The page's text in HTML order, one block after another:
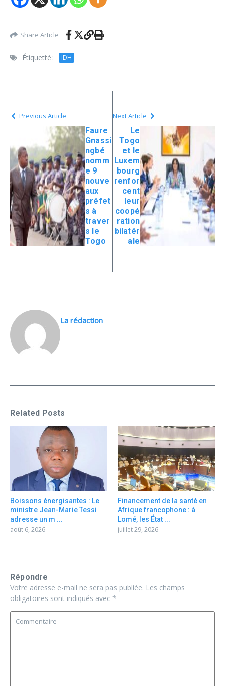
Share Article
Étiquetté : IDH
Previous Article
Faure
Gnassi
ngbé
nomm
e 9
nouve
aux
préfet
s à
traver
s le
Togo
Next Article
Le
Togo
et le
Luxem
bourg
renfor
cent
leur
coopé
ration
bilatér
ale
La rédaction
Related Posts
Boissons énergisantes : Le
ministre Jean-Marie Tessi
adresse un m ...
août 6, 2026
Financement de la santé en
Afrique francophone : à
Lomé, les État ...
juillet 29, 2026
Répondre
Votre adresse e-mail ne sera pas publiée. Les champs
obligatoires sont indiqués avec *